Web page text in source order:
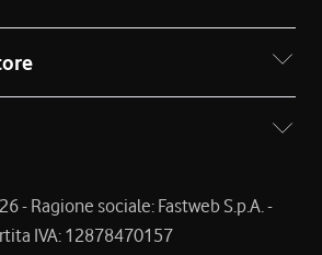
- Ragione sociale: Fastweb S.p.A. -
IVA: 12878470157